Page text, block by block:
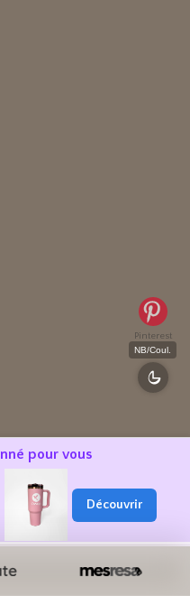
Pinterest
NB/Coul.
pour vous
Découvrir